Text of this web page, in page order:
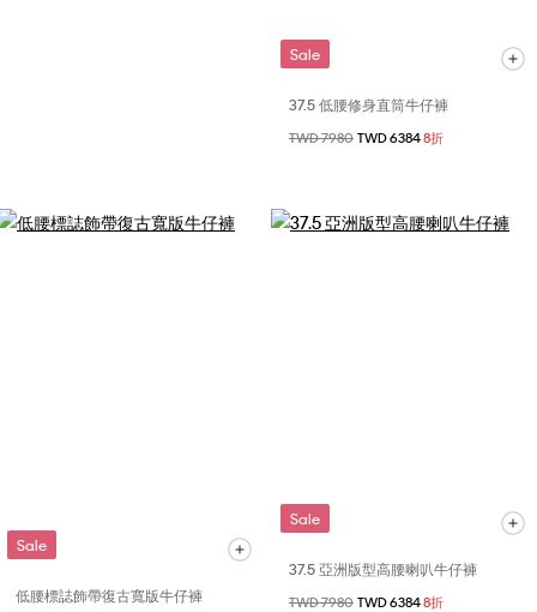
Sale
37.5 低腰修身直筒牛仔褲
價格扣減從
TWD 7980 至
TWD 63848折
Sale
低腰標誌飾帶復古寬版牛仔褲
Sale
37.5 亞洲版型高腰喇叭牛仔褲
價格扣減從
TWD 7980 至
TWD 63848折